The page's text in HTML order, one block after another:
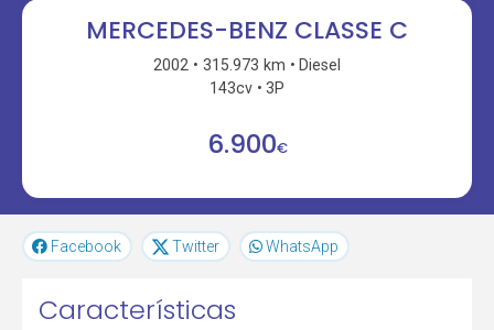
MERCEDES-BENZ CLASSE C
2002 315.973 km
Diesel
143cv
3P
6.900€
Facebook Twitter WhatsApp
Características